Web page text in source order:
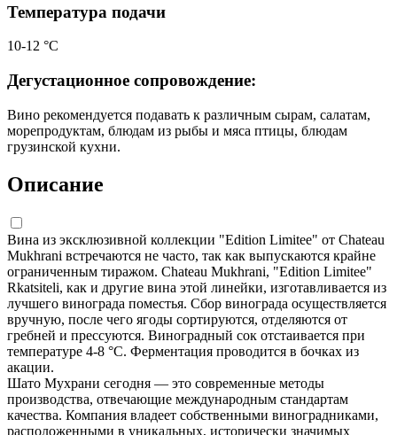
Температура подачи
10-12 °С
Дегустационное сопровождение:
Вино рекомендуется подавать к различным сырам, салатам,
морепродуктам, блюдам из рыбы и мяса птицы, блюдам
грузинской кухни.
Описание
Вина из эксклюзивной коллекции "Edition Limitee" от Chateau
Mukhrani встречаются не часто, так как выпускаются крайне
ограниченным тиражом. Chateau Mukhrani, "Edition Limitee"
Rkatsiteli, как и другие вина этой линейки, изготавливается из
лучшего винограда поместья. Сбор винограда осуществляется
вручную, после чего ягоды сортируются, отделяются от
гребней и прессуются. Виноградный сок отстаивается при
температуре 4-8 °С. Ферментация проводится в бочках из
акации.
Шато Мухрани сегодня — это современные методы
производства, отвечающие международным стандартам
качества. Компания владеет собственными виноградниками,
расположенными в уникальных, исторически значимых